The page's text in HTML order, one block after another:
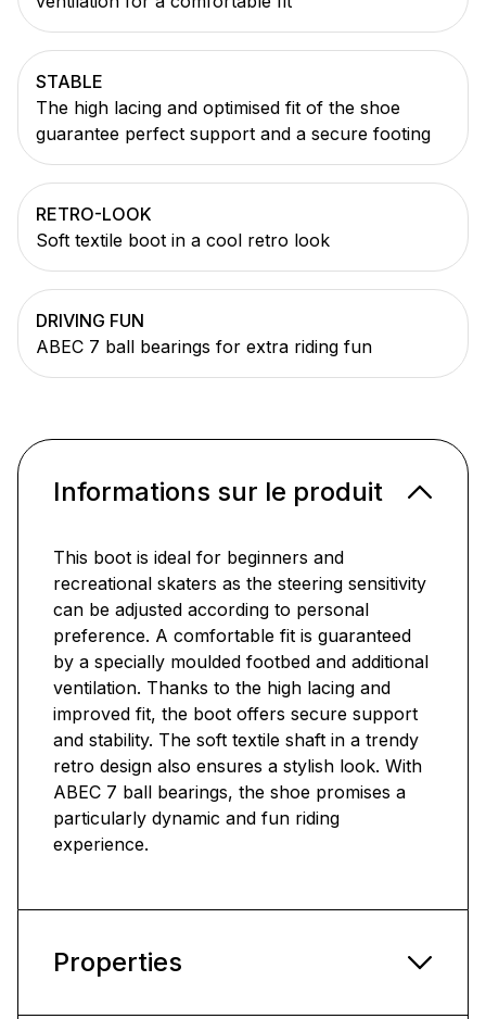
STABLE
The high lacing and optimised fit of the shoe
guarantee perfect support and a secure footing
RETRO-LOOK
Soft textile boot in a cool retro look
DRIVING FUN
ABEC 7 ball bearings for extra riding fun
Informations sur le produit
This boot is ideal for beginners and
recreational skaters as the steering sensitivity
can be adjusted according to personal
preference. A comfortable fit is guaranteed
by a specially moulded footbed and additional
ventilation. Thanks to the high lacing and
improved fit, the boot offers secure support
and stability. The soft textile shaft in a trendy
retro design also ensures a stylish look. With
ABEC 7 ball bearings, the shoe promises a
particularly dynamic and fun riding
experience.
Properties